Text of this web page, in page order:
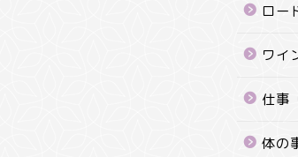
ロー
ワイ
仕事
体の